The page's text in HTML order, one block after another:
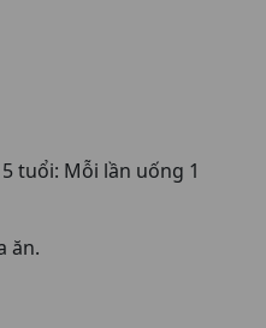
tuổi: Mỗi lần uống 1
ăn.